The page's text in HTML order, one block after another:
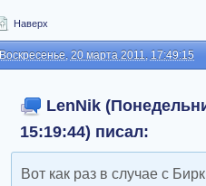
Наверх
Воскресенье, 20 марта 2011, 17:49:15
LenNik
15:19:44) писал:
Вот как раз в случае с